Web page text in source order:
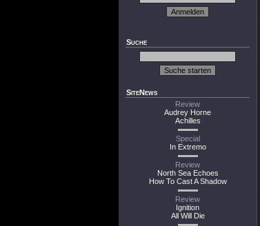
Suche
SiteNews
Review
Audrey Horne
Achilles
Special
In Extremo
Review
North Sea Echoes
How To Cast A Shadow
Review
Ignition
All Will Die